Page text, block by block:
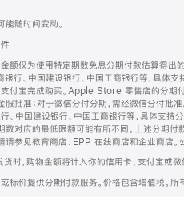
能随时间变动。
金额仅为使用特定期数免息分期付款估算得出
银行、中国建设银行、中国工商银行等，具体
付宝完成购买。Apple Store 零售店的分期
服批准；对于微信分付分期，需经微信分付
、中国建设银行、中国工商银行等，具体支
数对应的最低限额可能有所不同。上述分
情请参见教育商店、EPP 在线商店和企业商
时，购物金额将计入你的信用卡、支付宝或
标价提供分期付款服务。价格包含增值税。所